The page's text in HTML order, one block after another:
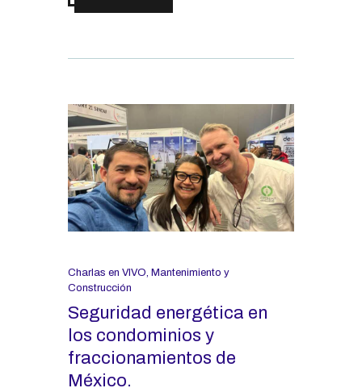
Charlas en VIVO, Mantenimiento y
Construcción
Seguridad energética en
los condominios y
fraccionamientos de
México.